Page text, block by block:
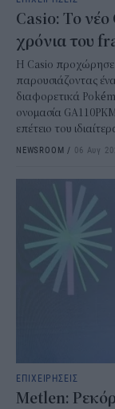
Casio: Το νέο
χρόνια του
Η Casio προχώρησε
παρουσιάζοντας
διαφορετικά
ονομασία
επέτειο του
NEWSROOM / 06 Αυγ
ΕΠΙΧΕΙΡΗΣΕΙΣ
Metlen: